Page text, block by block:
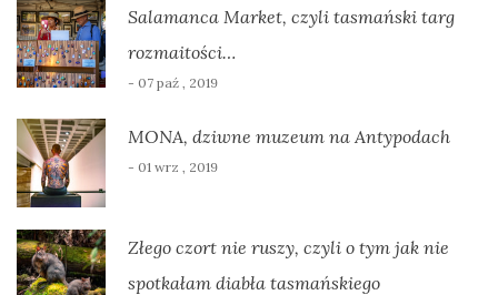
Salamanca Market, czyli tasmański targ
rozmaitości…
- 07 paź , 2019
MONA, dziwne muzeum na Antypodach
- 01 wrz , 2019
Złego czort nie ruszy, czyli o tym jak nie
spotkałam diabła tasmańskiego